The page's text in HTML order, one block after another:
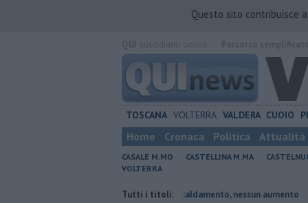
Questo sito contribuisce
TOSCANA VOLTERRA VALDERA CUOIO
Home Cronaca Politica Attualità
CASALE M.MO CASTELLINA M.MA
VOLTERRA
Tutti i titoli:
Tariffe del teleriscaldamento, nessun aumento Sport e